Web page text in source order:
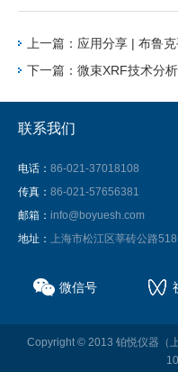
上一篇：应用分享 | 布鲁
下一篇：微束XRF技术分
联系我们
电话： 86-021-37018108
传真： 86-021-57656381
邮箱： info@boyuesh.com
地址： 上海市松江区莘砖公路
微信号
Copyright © 2013 铂悦仪器（